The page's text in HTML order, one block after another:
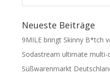
Neueste Beiträge
9MILE bringt Skinny B*tch
Sodastream ultimate multi-
Süßwarenmarkt